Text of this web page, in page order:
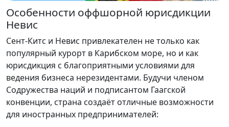
Особенности оффшорной юрисдикции
Невис
Сент-Китс и Невис привлекателен не только как
популярный курорт в Карибском море, но и как
юрисдикция с благоприятными условиями для
ведения бизнеса нерезидентами. Будучи членом
Содружества наций и подписантом Гаагской
конвенции, страна создаёт отличные возможности
для иностранных предпринимателей: